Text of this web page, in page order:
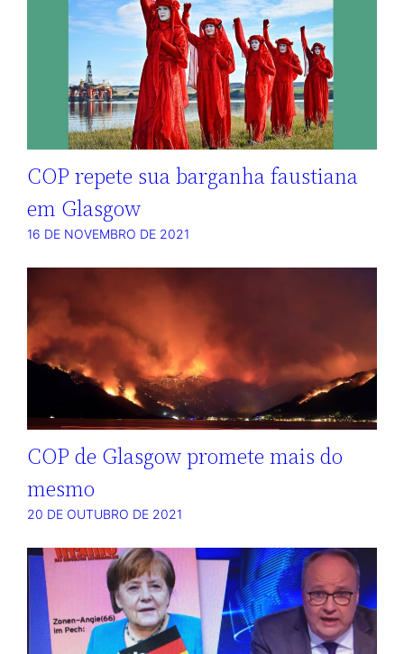
COP repete sua barganha faustiana
em Glasgow
16 DE NOVEMBRO DE 2021
COP de Glasgow promete mais do
mesmo
20 DE OUTUBRO DE 2021